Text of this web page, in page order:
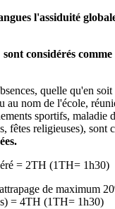
l'assiduité
considérés comme
quelle qu'en
au nom de l'école,
sportifs, maladie
fêtes religieuses), sont
= 2TH (1TH= 1h30)
de maximum
= 4TH (1TH= 1h30)